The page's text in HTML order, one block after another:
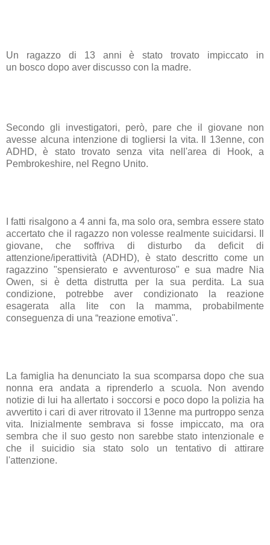
Un ragazzo di 13 anni è stato trovato impiccato in
un bosco dopo aver discusso con la madre.
Secondo gli investigatori, però, pare che il giovane non
avesse alcuna intenzione di togliersi la vita. Il 13enne, con
ADHD, è stato trovato senza vita nell'area di Hook, a
Pembrokeshire, nel Regno Unito.
I fatti risalgono a 4 anni fa, ma solo ora, sembra essere stato
accertato che il ragazzo non volesse realmente suicidarsi. Il
giovane, che soffriva di disturbo da deficit di
attenzione/iperattività (ADHD), è stato descritto come un
ragazzino "spensierato e avventuroso" e sua madre Nia
Owen, si è detta distrutta per la sua perdita. La sua
condizione, potrebbe aver condizionato la reazione
esagerata alla lite con la mamma, probabilmente
conseguenza di una “reazione emotiva".
La famiglia ha denunciato la sua scomparsa dopo che sua
nonna era andata a riprenderlo a scuola. Non avendo
notizie di lui ha allertato i soccorsi e poco dopo la polizia ha
avvertito i cari di aver ritrovato il 13enne ma purtroppo senza
vita. Inizialmente sembrava si fosse impiccato, ma ora
sembra che il suo gesto non sarebbe stato intenzionale e
che il suicidio sia stato solo un tentativo di attirare
l'attenzione.